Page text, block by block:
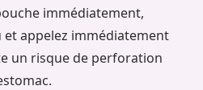
immédiatement,
et appelez immédiatement
un risque de perforation